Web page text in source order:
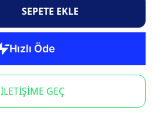
SEPETE EKLE
İLETİŞİME GEÇ